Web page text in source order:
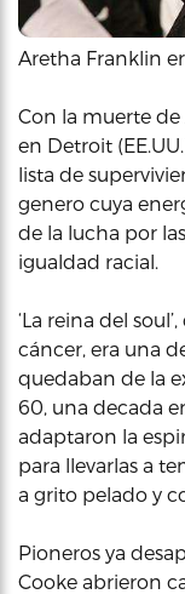
Aretha Franklin
Con la muerte de
en Detroit
lista de
genero cuya
de la lucha por
igualdad racial.
‘La reina del
cáncer, era una
quedaban de la
60, una decada
adaptaron la
para llevarlas a
a grito pelado y
Pioneros ya
Cooke abrieron